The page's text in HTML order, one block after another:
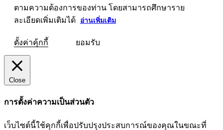
ตามความต้องการของท่าน โดยสามารถศึกษาราย
ละเอียดเพิ่มเติมได้
อ่านเพิ่มเติม
ตั้งค่าคุ้กกี้ ยอมรับ
Close
การตั้งค่าความเป็นส่วนตัว
เว็บไซต์นี้ใช้คุกกี้เพื่อปรับปรุงประสบการณ์ของคุณในขณะที่